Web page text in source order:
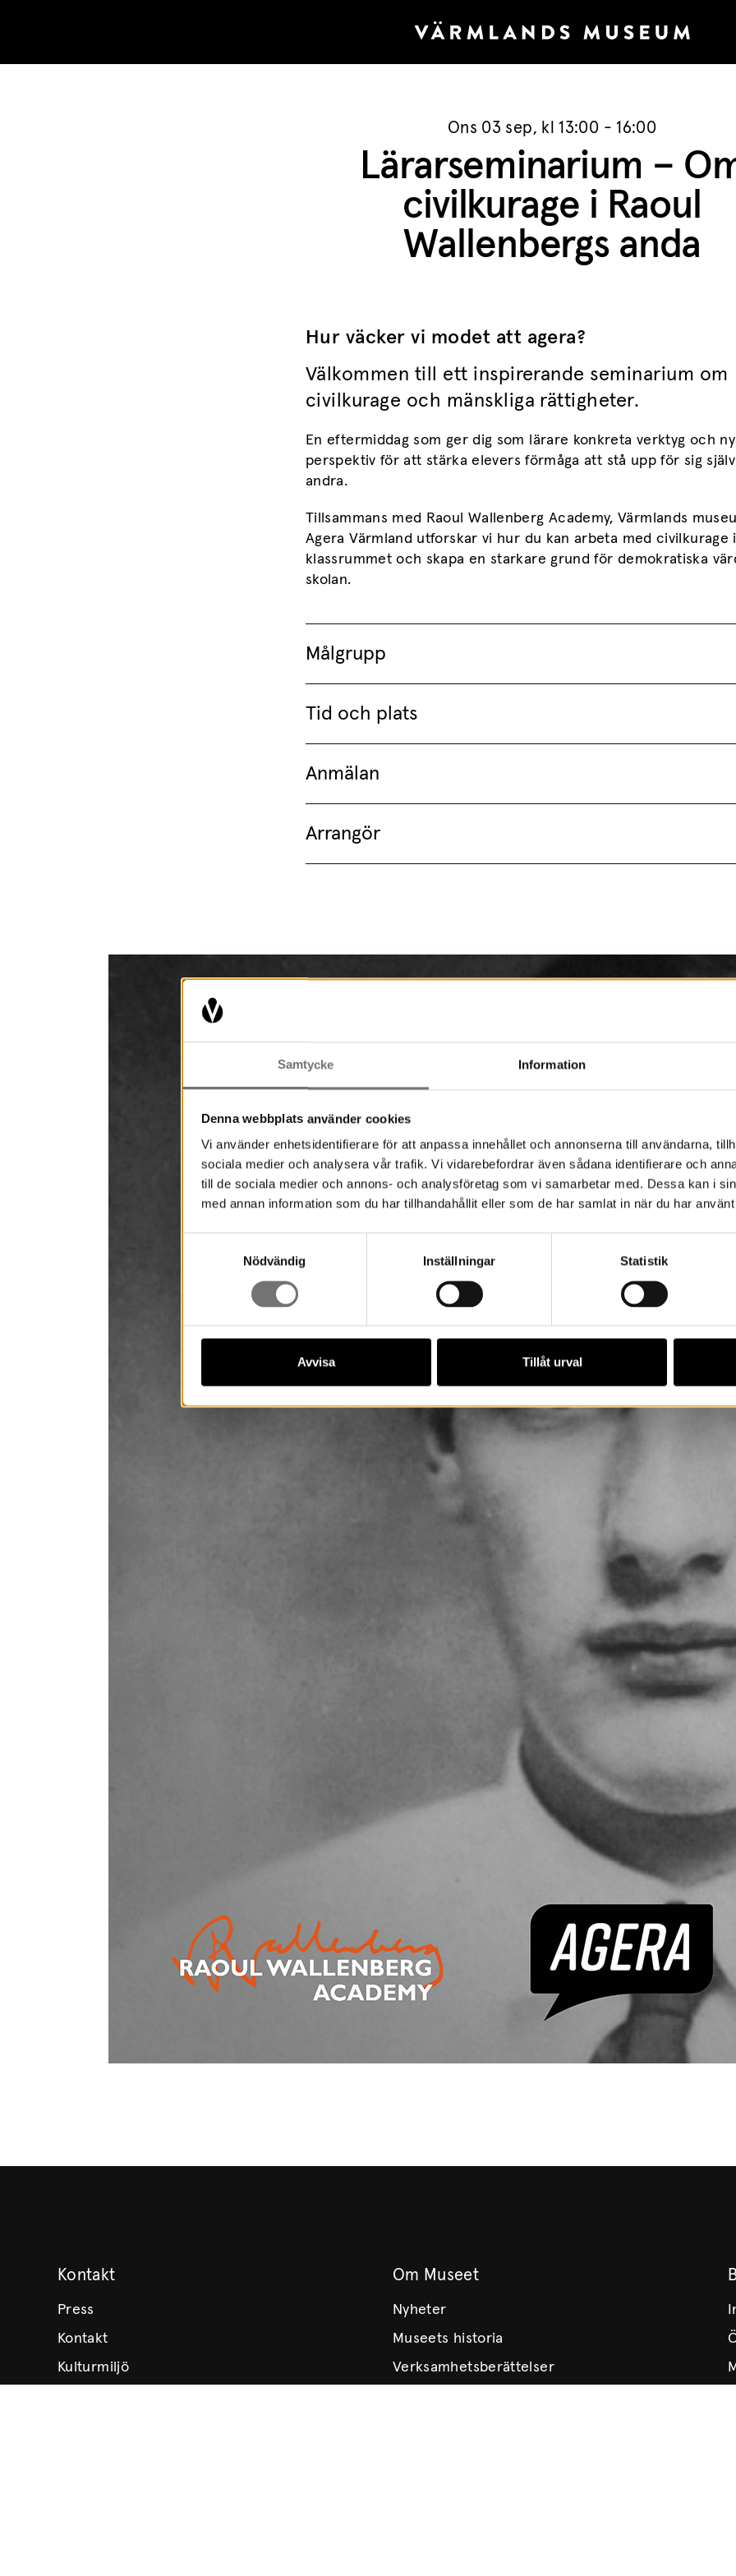
Samtycke Information
Denna webbplats använder cookies
Vi använder enhetsidentifierare för att anpassa innehållet och annonserna till användarna,
sociala medier och analysera vår trafik. Vi vidarebefordrar även sådana identifierare och
till de sociala medier och annons- och analysföretag som vi samarbetar med. Dessa kan i
med annan information som du har tillhandahållit eller som de har samlat in när du har
Nödvändig
Inställningar Statistik
Avvisa Tillåt urval
Ons 03 sep, kl 13:00 - 16:00
Lärarseminarium –
civilkurage i Raoul
Wallenbergs anda
Hur väcker vi modet att agera?
Välkommen till ett inspirerande seminarium om
civilkurage och mänskliga rättigheter.
En eftermiddag som ger dig som lärare konkreta verktyg och
perspektiv för att stärka elevers förmåga att stå upp för sig
andra.
Tillsammans med Raoul Wallenberg Academy, Värmlands
Agera Värmland utforskar vi hur du kan arbeta med civilkurage i
klassrummet och skapa en starkare grund för demokratiska
skolan.
Målgrupp
Tid och plats
Anmälan
Arrangör
Kontakt
Press
Kontakt
Kulturmiljö
Om Museet
Nyheter
Museets historia
Verksamhetsberättelser